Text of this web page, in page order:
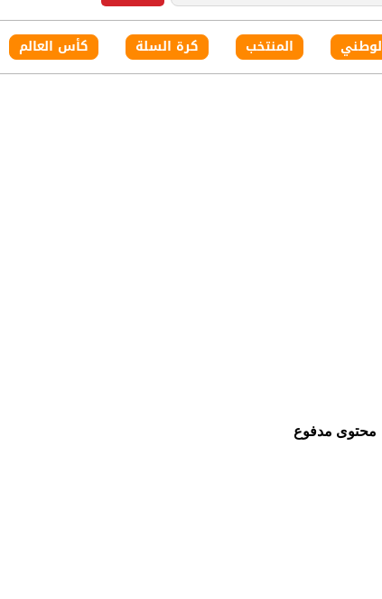
المنتخب كرة السلة كأس العالم
محتوى مدفوع